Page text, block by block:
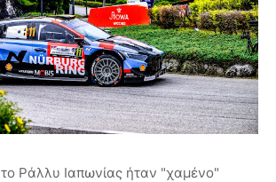
το Ράλλυ Ιαπωνίας ήταν "χαμένο"